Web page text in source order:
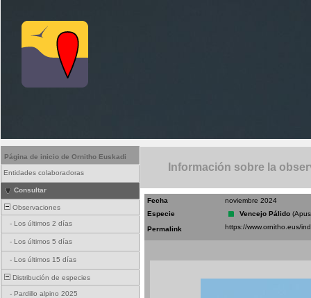
Página de inicio de Ornitho Euskadi
Entidades colaboradoras
Consultar
Observaciones
- Los últimos 2 días
- Los últimos 5 días
- Los últimos 15 días
Distribución de especies
- Pardillo alpino 2025
Información sobre la
Fecha
noviembre 2024
Especie
Vencejo Pálido
Permalink